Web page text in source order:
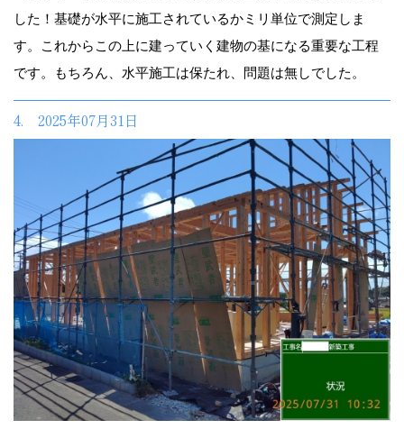
した！基礎が水平に施工されているかミリ単位で測定しま
す。これからこの上に建っていく建物の基になる重要な工程
です。もちろん、水平施工は保たれ、問題は無しでした。
4. 2025年07月31日